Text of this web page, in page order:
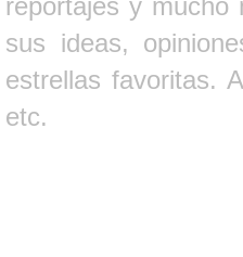
sus ideas,
estrellas favoritas.
etc.